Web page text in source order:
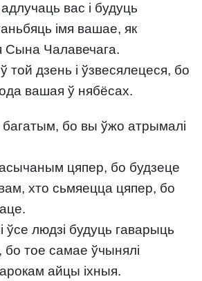
адлучаць вас і будуць
імя вашае, як
Сына Чалавечага.
той дзень і ўзвесялецеся, бо
вашая ў нябёсах.
бо вы ўжо атрымалі
цяпер, бо будзеце
хто сьмяецца цяпер, бо
ўсе людзі будуць гаварыць
бо тое самае ўчынялі
айцы іхныя.